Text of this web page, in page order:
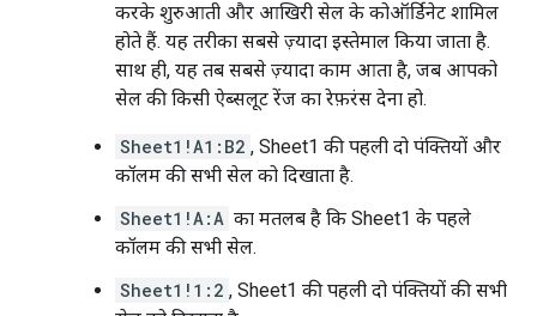
करके शुरुआती और आखिरी सेल के कोऑर्डिनेट शामिल
होते हैं. यह तरीका सबसे ज़्यादा इस्तेमाल किया जाता है.
साथ ही, यह तब सबसे ज़्यादा काम आता है, जब आपको
सेल की किसी ऐब्सलूट रेंज का रेफ़रंस देना हो.
Sheet1!A1:B2 , Sheet1 की पहली दो पंक्तियों और
कॉलम की सभी सेल को दिखाता है.
Sheet1!A:A का मतलब है कि Sheet1 के पहले
कॉलम की सभी सेल.
Sheet1!1:2 , Sheet1 की पहली दो पंक्तियों की सभी